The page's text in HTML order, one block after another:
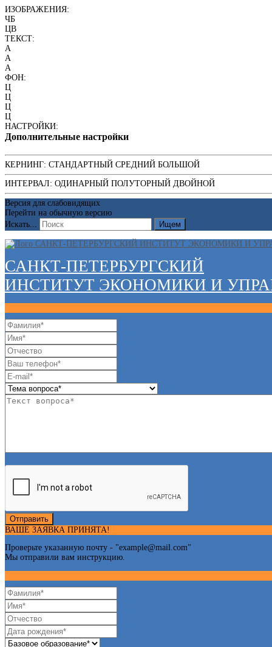
ИЗОБРАЖЕНИЯ:
ЧБ
ЦВ
ТЕКСТ:
A
A
A
ФОН:
Ц
Ц
Ц
Ц
НАСТРОЙКИ:
Дополнительные настройки
КЕРНИНГ: СТАНДАРТНЫЙ СРЕДНИЙ БОЛЬШОЙ
ИНТЕРВАЛ: ОДИНАРНЫЙ ПОЛУТОРНЫЙ ДВОЙНОЙ
Версия для слабовидящих
Перейти на обычную версию
Искать...
Ищем
САНКТ-ПЕТЕРБУРГСКИЙ
ИНСТИТУТ ЭКОНОМИКИ И
Отправить
ВАШЕ ЗАЯВКА ПРИНЯТА!
Проверьте указанную почту - "example@mail.com"
Мы отправили вам инструкцию.